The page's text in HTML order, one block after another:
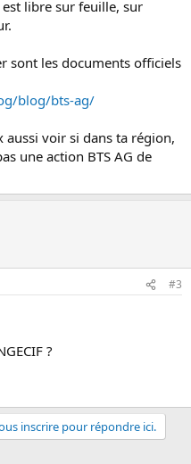
est libre sur feuille, sur
sont les documents officiels
blog/bts-ag/
voir si dans ta région,
une action BTS AG de
#3
?
inscrire pour répondre ici.